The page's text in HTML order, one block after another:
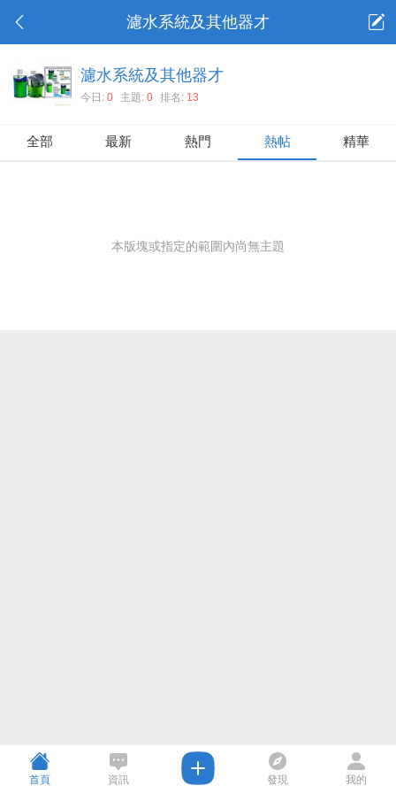
濾水系統及其他器才
濾水系統及其他器才
今日: 0 主題: 0 排名: 13
全部 最新 熱門 熱帖 精華
本版塊或指定的範圍內尚無主題
首頁 資訊 發現 我的